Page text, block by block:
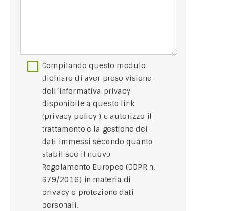
Compilando questo modulo
dichiaro di aver preso visione
dell’informativa privacy
disponibile a questo link
(privacy policy ) e autorizzo il
trattamento e la gestione dei
dati immessi secondo quanto
stabilisce il nuovo
Regolamento Europeo (GDPR n.
679/2016) in materia di
privacy e protezione dati
personali.